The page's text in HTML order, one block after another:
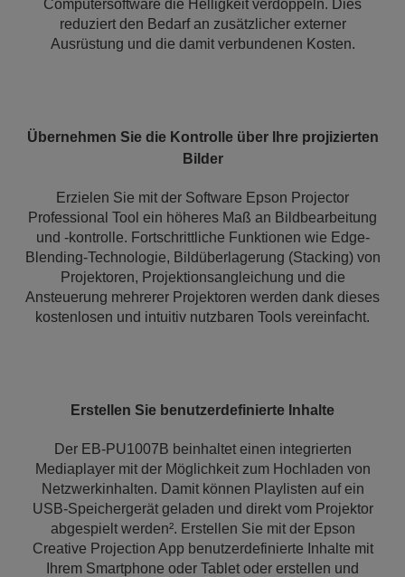
Computersoftware die Helligkeit verdoppeln. Dies
reduziert den Bedarf an zusätzlicher externer
Ausrüstung und die damit verbundenen Kosten.
Übernehmen Sie die Kontrolle über Ihre projizierten
Bilder
Erzielen Sie mit der Software Epson Projector
Professional Tool ein höheres Maß an Bildbearbeitung
und -kontrolle. Fortschrittliche Funktionen wie Edge-
Blending-Technologie, Bildüberlagerung (Stacking) von
Projektoren, Projektionsangleichung und die
Ansteuerung mehrerer Projektoren werden dank dieses
kostenlosen und intuitiv nutzbaren Tools vereinfacht.
Erstellen Sie benutzerdefinierte Inhalte
Der EB-PU1007B beinhaltet einen integrierten
Mediaplayer mit der Möglichkeit zum Hochladen von
Netzwerkinhalten. Damit können Playlisten auf ein
USB-Speichergerät geladen und direkt vom Projektor
abgespielt werden². Erstellen Sie mit der Epson
Creative Projection App benutzerdefinierte Inhalte mit
Ihrem Smartphone oder Tablet oder erstellen und